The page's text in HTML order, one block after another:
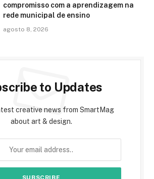
compromisso com a aprendizagem na
rede municipal de ensino
agosto 8, 2026
to Updates
creative news from SmartMag
about art & design.